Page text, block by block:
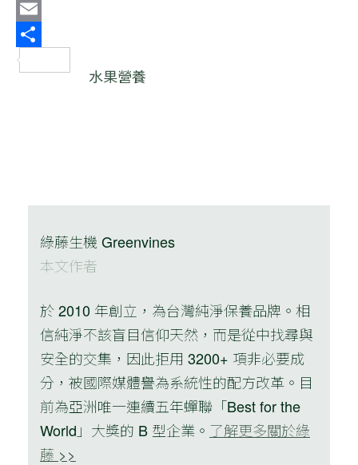
Twitter
Email
水果營養
綠藤生機 Greenvines
本文作者
於 2010 年創立，為台灣純淨保養品牌。相
信純淨不該盲目信仰天然，而是從中找尋與
安全的交集，因此拒用 3200+ 項非必要成
分，被國際媒體譽為系統性的配方改革。目
前為亞洲唯一連續五年蟬聯「Best for the
World」大獎的 B 型企業。 了解更多關於綠
藤 >>